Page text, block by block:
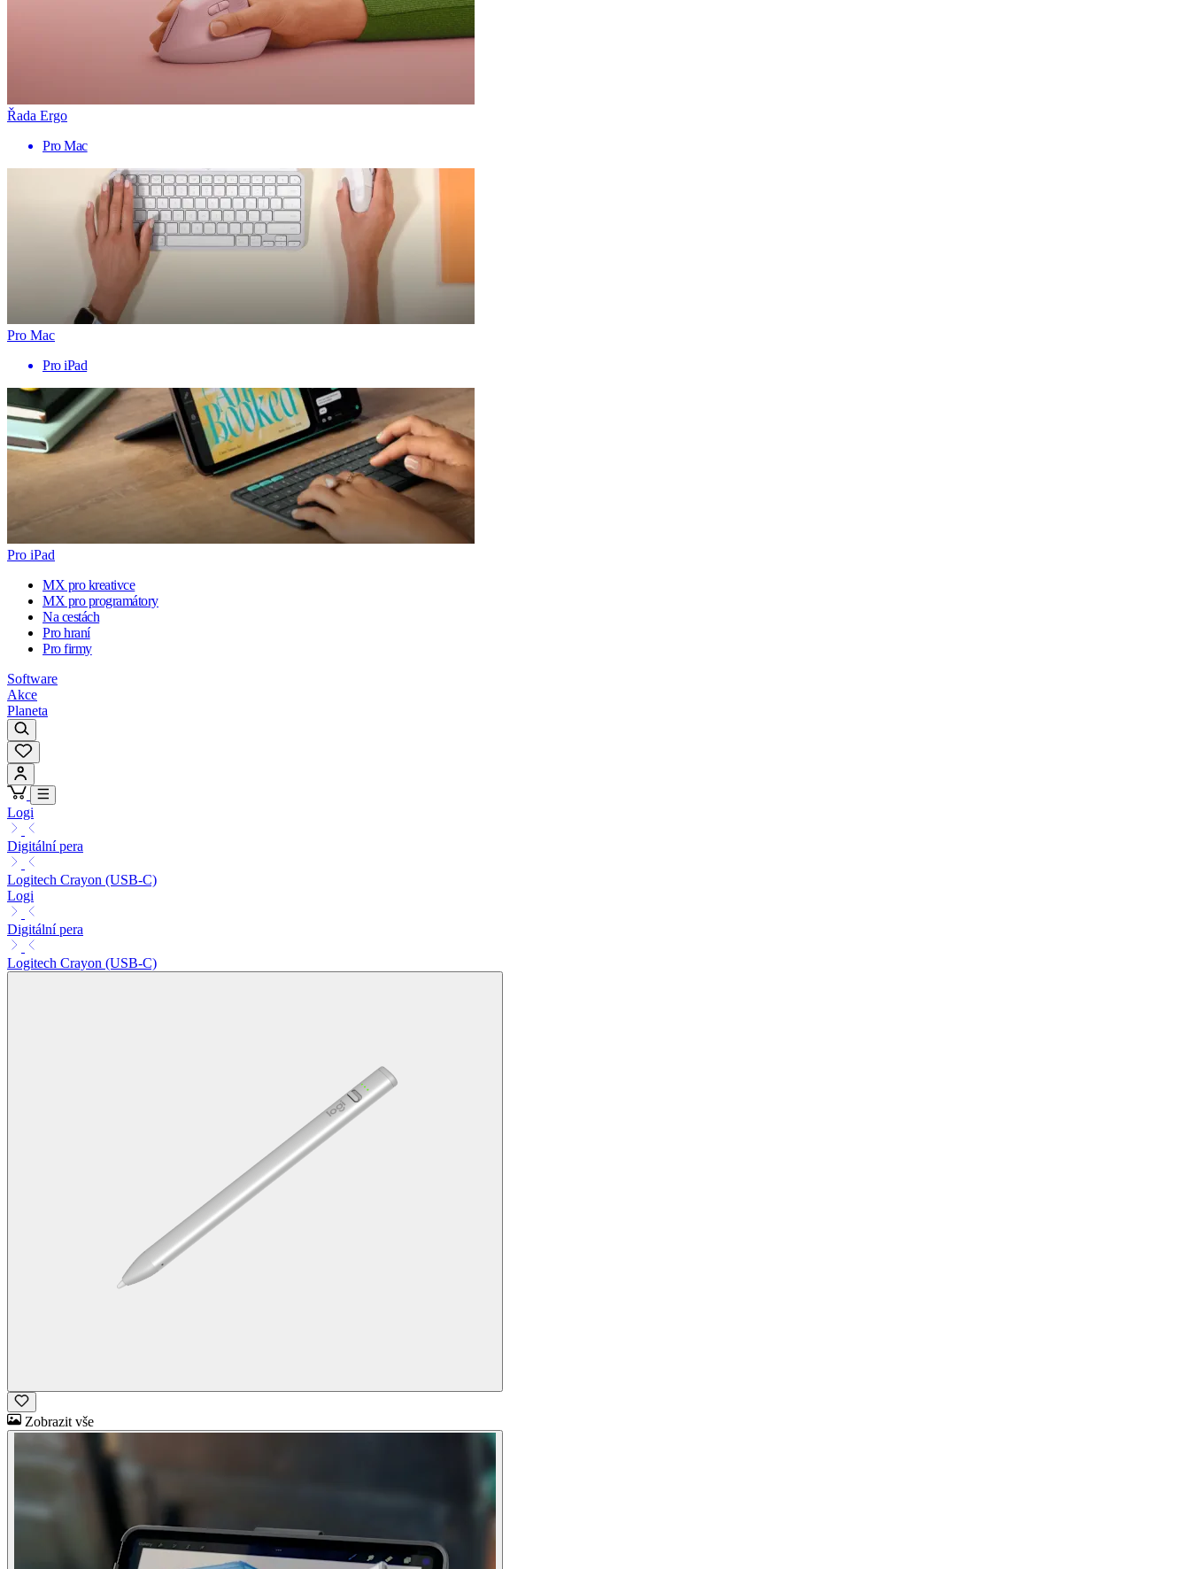
Řada Ergo
Pro Mac
Pro Mac
Pro iPad
Pro iPad
MX pro kreativce
MX pro programátory
Na cestách
Pro hraní
Pro firmy
Software
Akce
Planeta
Logi
Digitální pera
Logitech Crayon (USB-C)
Logi
Digitální pera
Logitech Crayon (USB-C)
Zobrazit vše